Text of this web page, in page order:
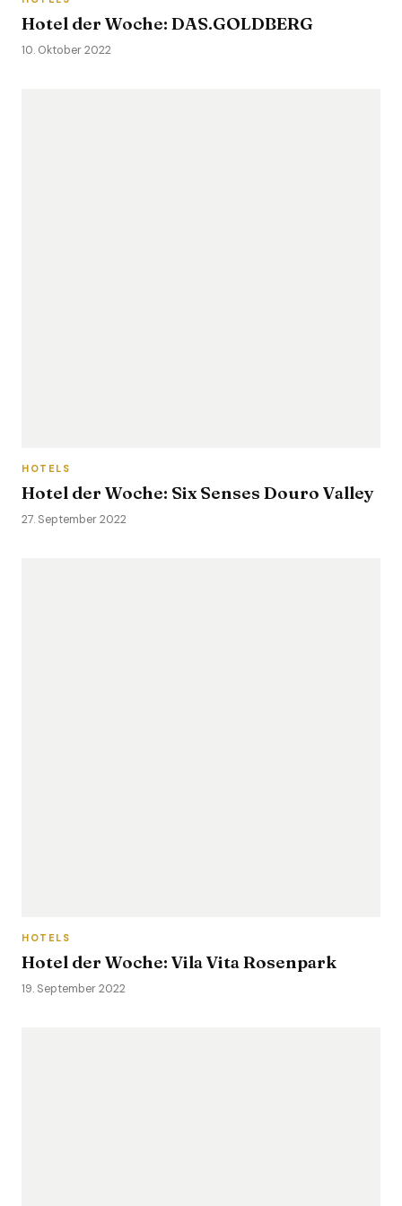
Hotel der Woche: DAS.GOLDBERG
10. Oktober 2022
HOTELS
Hotel der Woche: Six Senses Douro Valley
27. September 2022
HOTELS
Hotel der Woche: Vila Vita Rosenpark
19. September 2022